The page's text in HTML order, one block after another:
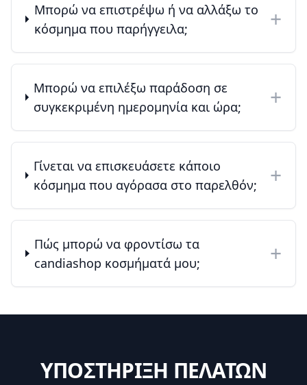
Μπορώ να επιστρέψω ή να αλλάξω το
κόσμημα που παρήγγειλα;
+
Μπορώ να επιλέξω παράδοση σε
συγκεκριμένη ημερομηνία και ώρα;
+
Γίνεται να επισκευάσετε κάποιο
κόσμημα που αγόρασα στο παρελθόν;
+
Πώς μπορώ να φροντίσω τα
candiashop κοσμήματά μου;
+
ΥΠΟΣΤΗΡΙΞΗ ΠΕΛΑΤΩΝ